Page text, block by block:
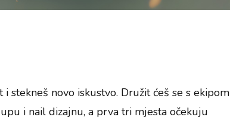
stekneš novo iskustvo. Družit ćeš se s ekipom
i nail dizajnu, a prva tri mjesta očekuju